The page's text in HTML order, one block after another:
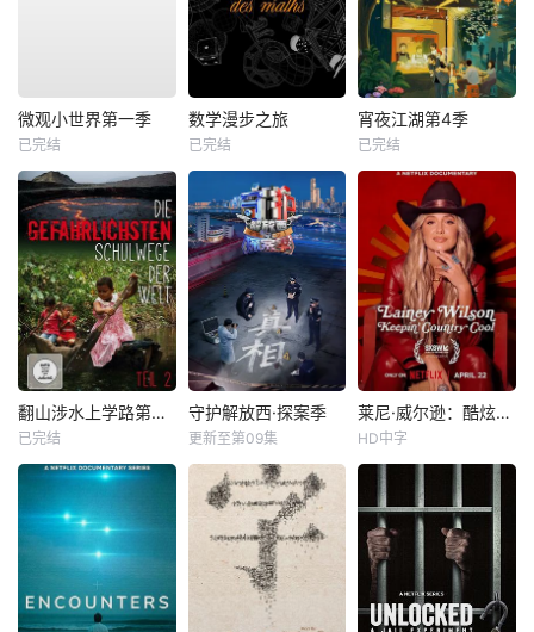
微观小世界第一季
已完结
数学漫步之旅
已完结
宵夜江湖第4季
已完结
翻山涉水上学路第一季
已完结
守护解放西·探案季
更新至第09集
莱尼·威尔逊：酷炫乡村乐
HD中字